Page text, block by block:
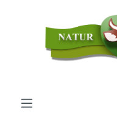
Zum Hauptinhalt